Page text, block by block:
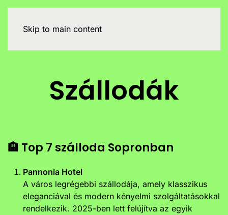
Skip to main content
Szállodák
🏨 Top 7 szálloda Sopronban
Pannonia Hotel
A város legrégebbi szállodája, amely klasszikus
eleganciával és modern kényelmi szolgáltatásokkal
rendelkezik. 2025-ben lett felújítva az egyik